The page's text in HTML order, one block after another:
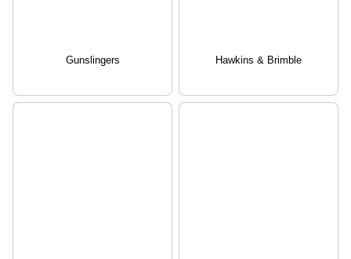
Gunslingers Hawkins & Brimble